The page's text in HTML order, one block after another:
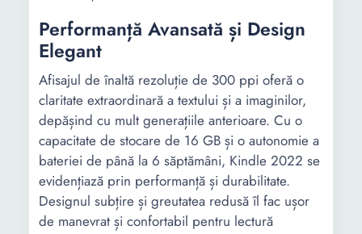
Performanță Avansată și Design
Elegant
Afisajul de înaltă rezoluție de 300 ppi oferă o
claritate extraordinară a textului și a imaginilor,
depășind cu mult generațiile anterioare. Cu o
capacitate de stocare de 16 GB și o autonomie a
bateriei de până la 6 săptămâni, Kindle 2022 se
evidențiază prin performanță și durabilitate.
Designul subțire și greutatea redusă îl fac ușor
de manevrat și confortabil pentru lectură